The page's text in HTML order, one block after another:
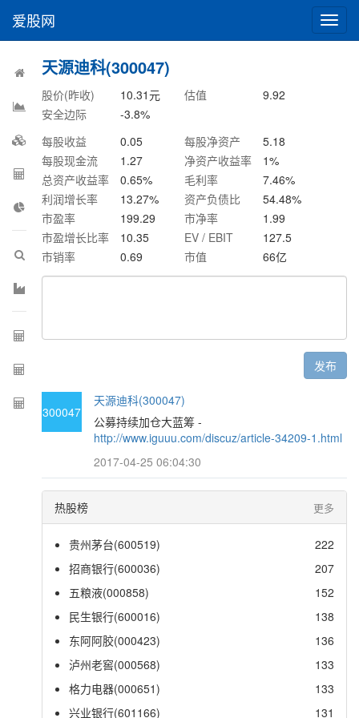
切
换
爱股网
天源迪科(300047)
股价(昨收) 10.31元 估值
9.92
安全边际
-3.8%
每股收益
0.05 每股净资产
5.18
每股现金流
1.27 净资产收益率 1%
总资产收益率
0.65% 毛利率 7.46%
利润增长率
13.27% 资产负债比 54.48%
市盈率
199.29 市净率
1.99
市盈增长比率
10.35 EV / EBIT
127.5
市销率
0.69 市值 66亿
发布
300047
天源迪科(300047)
公募持续加仓大蓝筹 -
http://www.iguuu.com/discuz/article-34209-1.html
2017-04-25 06:04:30
热股榜 更多
贵州茅台(600519)
222
招商银行(600036)
207
五粮液(000858)
152
民生银行(600016)
138
东阿阿胶(000423)
136
泸州老窖(000568)
133
格力电器(000651)
133
兴业银行(601166)
131